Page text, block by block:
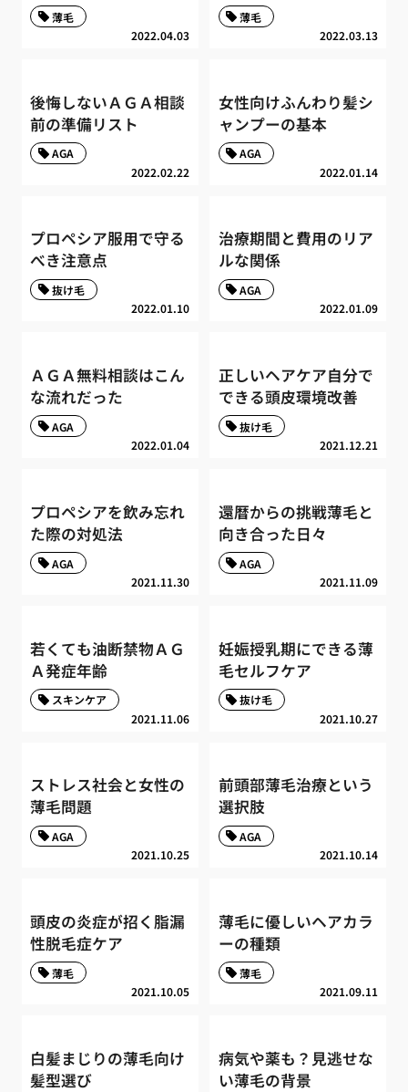
2022.04.03
薄毛
2022.03.13
薄毛
後悔しないＡＧＡ相談
前の準備リスト
2022.02.22
AGA
女性向けふんわり髪シ
ャンプーの基本
2022.01.14
AGA
プロペシア服用で守る
べき注意点
2022.01.10
抜け毛
治療期間と費用のリア
ルな関係
2022.01.09
AGA
ＡＧＡ無料相談はこん
な流れだった
2022.01.04
AGA
正しいヘアケア自分で
できる頭皮環境改善
2021.12.21
抜け毛
プロペシアを飲み忘れ
た際の対処法
2021.11.30
AGA
還暦からの挑戦薄毛と
向き合った日々
2021.11.09
AGA
若くても油断禁物ＡＧ
Ａ発症年齢
2021.11.06
スキンケア
妊娠授乳期にできる薄
毛セルフケア
2021.10.27
抜け毛
ストレス社会と女性の
薄毛問題
2021.10.25
AGA
前頭部薄毛治療という
選択肢
2021.10.14
AGA
頭皮の炎症が招く脂漏
性脱毛症ケア
2021.10.05
薄毛
薄毛に優しいヘアカラ
ーの種類
2021.09.11
薄毛
白髪まじりの薄毛向け
髪型選び
病気や薬も？見逃せな
い薄毛の背景